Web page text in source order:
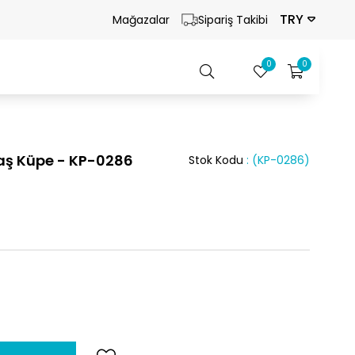
Mağazalar Sipariş Takibi TRY
0
0
Küpe - KP-0286 (KP-0286)
Stok Kodu